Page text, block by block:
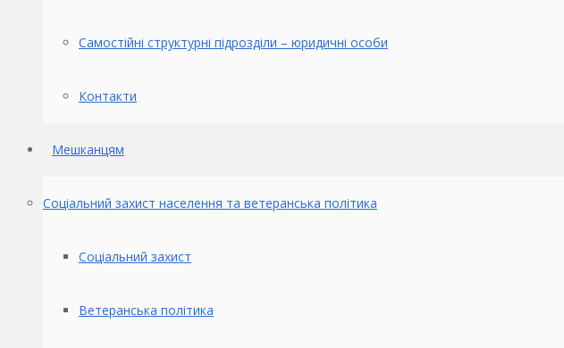
Самостійні структурні підрозділи – юридичні особи
Контакти
Мешканцям
Соціальний захист населення та ветеранська політика
Соціальний захист
Ветеранська політика